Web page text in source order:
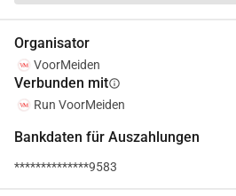
Organisator
VoorMeiden
Verbunden mitinfo
Run VoorMeiden
Bankdaten für Auszahlungen
**************9583